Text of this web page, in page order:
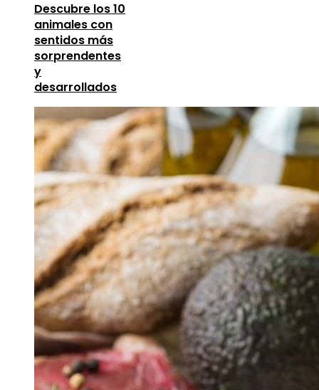
Descubre los 10
animales con
sentidos más
sorprendentes
y
desarrollados